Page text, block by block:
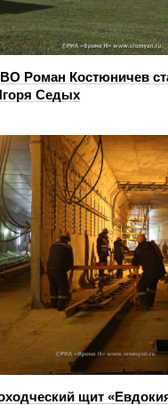
Роман Костюничев
Седых
щит